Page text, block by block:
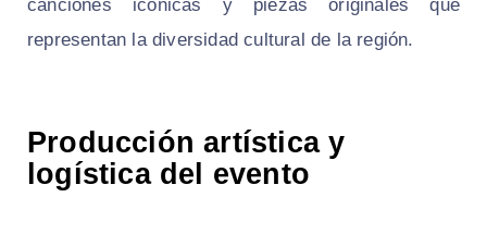
canciones icónicas y piezas originales que
representan la diversidad cultural de la región.
Producción artística y
logística del evento